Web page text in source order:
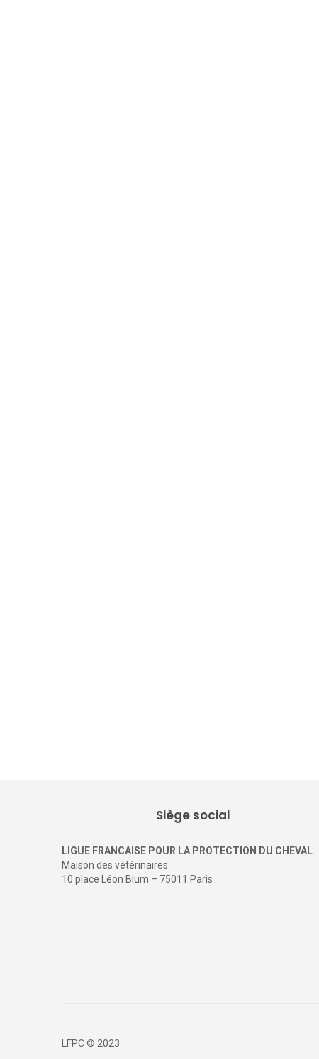
Siège social
LIGUE FRANCAISE POUR LA PROTECTION DU CHEVAL
Maison des vétérinaires
10 place Léon Blum – 75011 Paris
LFPC © 2023